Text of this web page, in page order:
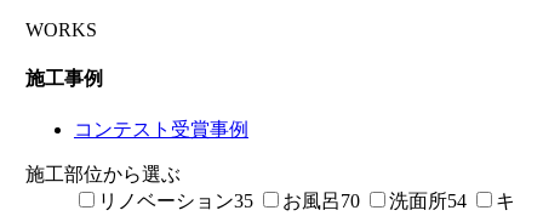
WORKS
施工事例
コンテスト受賞事例
施工部位から選ぶ
リノベーション35 お風呂70 洗面所54
キ